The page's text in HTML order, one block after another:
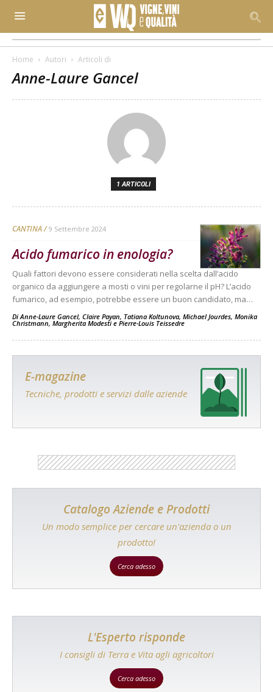
Home Autori Articoli di
Anne-Laure Gancel
1 ARTICOLI
CANTINA 9 Settembre 2024
Acido fumarico in enologia?
Quali fattori devono essere considerati nella scelta dall’acido
organico da aggiungere a mosti o vini per regolarne il pH? L’acido
fumarico, ad esempio, potrebbe essere un buon candidato, ma…
DiAnne-Laure Gancel, Claire Payan, Tatiana Koltunova, Michael Jourdes, Monika
Christmann, Margherita Modesti e Pierre-Louis Teissedre
E-magazine
Tecniche, prodotti e servizi dalle aziende
Catalogo Aziende e Prodotti
Un modo semplice per cercare un'azienda o un
prodotto!
Cerca adesso
L'Esperto risponde
I consigli di Terra e Vita agli agricoltori
Cerca adesso